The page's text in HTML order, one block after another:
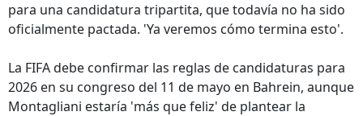
para una candidatura tripartita, que todavía no ha sido
oficialmente pactada. 'Ya veremos cómo termina esto'.
La FIFA debe confirmar las reglas de candidaturas para
2026 en su congreso del 11 de mayo en Bahrein, aunque
Montagliani estaría 'más que feliz' de plantear la